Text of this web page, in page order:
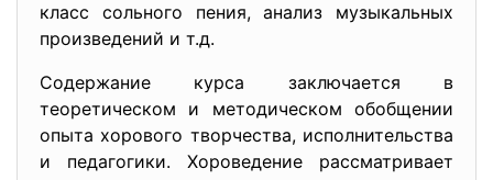
класс сольного пения, анализ музыкальных
произведений и т.д.
Содержание курса заключается в
теоретическом и методическом обобщении
опыта хорового творчества, исполнительства
и педагогики. Хороведение рассматривает